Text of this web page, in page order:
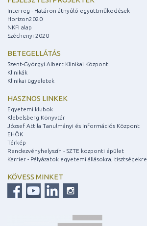
Interreg - Határon átnyúló együttműködések
Horizon2020
NKFI alap
Széchenyi 2020
BETEGELLÁTÁS
Szent-Györgyi Albert Klinikai Központ
Klinikák
Klinikai ügyeletek
HASZNOS LINKEK
Egyetemi klubok
Klebelsberg Könyvtár
József Attila Tanulmányi és Információs Központ
EHÖK
Térkép
Rendezvényhelyszín - SZTE központi épület
Karrier - Pályázatok egyetemi állásokra, tisztségekre
KÖVESS MINKET